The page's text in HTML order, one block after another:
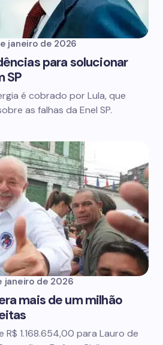
janeiro de 2026
para solucionar
SP
é cobrado por Lula, que
as falhas da Enel SP.
janeiro de 2026
mais de um milhão
R$ 1.168.654,00 para Lauro de